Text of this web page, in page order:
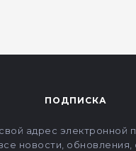
ПОДПИСКА
адрес электронной
новости, обновления,